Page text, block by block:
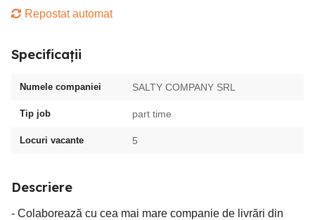
Repostat automat
Specificații
Numele companiei SALTY COMPANY SRL
Tip job part time
Locuri vacante 5
Descriere
- Colaborează cu cea mai mare companie de livrări din